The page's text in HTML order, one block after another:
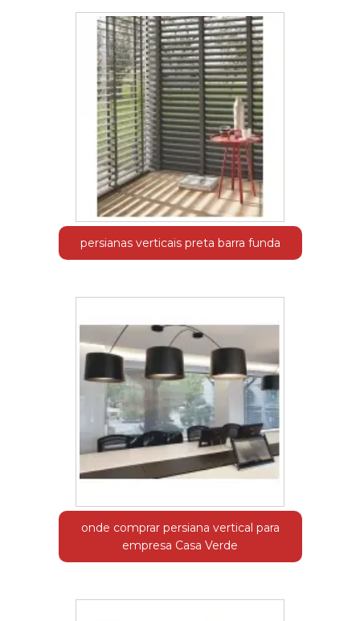
persianas verticais preta barra funda
onde comprar persiana vertical para
empresa Casa Verde